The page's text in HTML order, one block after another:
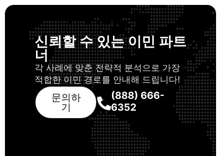
신뢰할 수 있는 이민 파트
너
각 사례에 맞춘 전략적 분석으로 가장
적합한 이민 경로를 안내해 드립니다!
문의하
기
(888) 666-
6352